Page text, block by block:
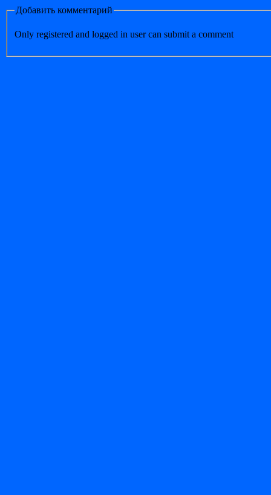
Добавить комментарий
Only registered and logged in user can submit a comment